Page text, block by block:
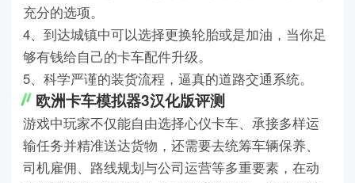
充分的选项。
4、到达城镇中可以选择更换轮胎或是加油，当你足
够有钱给自己的卡车配件升级。
5、科学严谨的装货流程，逼真的道路交通系统。
欧洲卡车模拟器3汉化版评测
游戏中玩家不仅能自由选择心仪卡车、承接多样运
输任务并精准送达货物，还需要去统筹车辆保养、
司机雇佣、路线规划与公司运营等多重要素，在动